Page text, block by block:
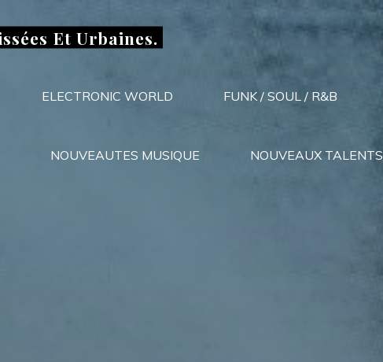
Et Urbaines.
ELECTRONIC WORLD FUNK / SOUL / R&B
NOUVEAUTES MUSIQUE NOUVEAUX TALENTS